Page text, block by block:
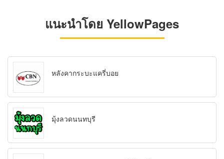
แนะนำโดย YellowPages
หลังคากระบะแครี่บอย
มุ้งลวดนนทบุรี